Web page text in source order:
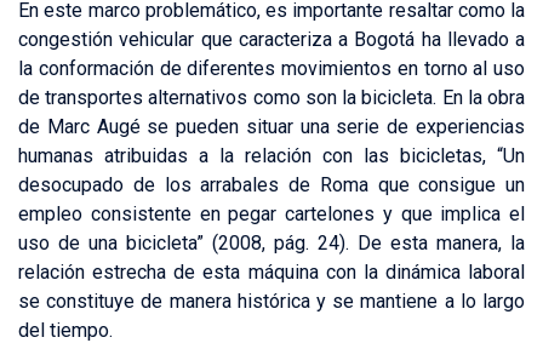
En este marco problemático, es importante resaltar como la
congestión vehicular que caracteriza a Bogotá ha llevado a
la conformación de diferentes movimientos en torno al uso
de transportes alternativos como son la bicicleta. En la obra
de Marc Augé se pueden situar una serie de experiencias
humanas atribuidas a la relación con las bicicletas, “Un
desocupado de los arrabales de Roma que consigue un
empleo consistente en pegar cartelones y que implica el
uso de una bicicleta” (2008, pág. 24). De esta manera, la
relación estrecha de esta máquina con la dinámica laboral
se constituye de manera histórica y se mantiene a lo largo
del tiempo.